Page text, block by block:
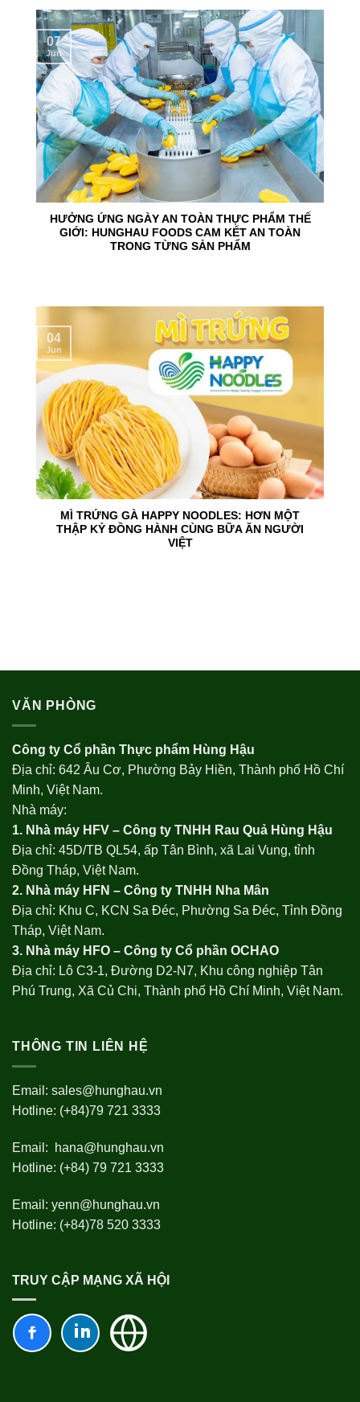
HƯỞNG ỨNG NGÀY AN TOÀN THỰC PHẨM THẾ
GIỚI: HUNGHAU FOODS CAM KẾT AN TOÀN
TRONG TỪNG SẢN PHẨM
07
Jun
MÌ TRỨNG GÀ HAPPY NOODLES: HƠN MỘT
THẬP KỶ ĐỒNG HÀNH CÙNG BỮA ĂN NGƯỜI
VIỆT
04
Jun
VĂN PHÒNG
Công ty Cổ phần Thực phẩm Hùng Hậu
Địa chỉ: 642 Âu Cơ, Phường Bảy Hiền, Thành phố Hồ Chí
Minh, Việt Nam.
Nhà máy:
1. Nhà máy HFV – Công ty TNHH Rau Quả Hùng Hậu
Địa chỉ: 45D/TB QL54, ấp Tân Bình, xã Lai Vung, tỉnh
Đồng Tháp, Việt Nam.
2. Nhà máy HFN – Công ty TNHH Nha Mân
Địa chỉ: Khu C, KCN Sa Đéc, Phường Sa Đéc, Tỉnh Đồng
Tháp, Việt Nam.
3. Nhà máy HFO – Công ty Cổ phần OCHAO
Địa chỉ: Lô C3-1, Đường D2-N7, Khu công nghiệp Tân
Phú Trung, Xã Củ Chi, Thành phố Hồ Chí Minh, Việt Nam.
THÔNG TIN LIÊN HỆ
Email: sales@hunghau.vn
Hotline: (+84)79 721 3333
Email:
hana@hunghau.vn
Hotline: (+84) 79 721 3333
Email: yenn@hunghau.vn
Hotline: (+84)78 520 3333
TRUY CẬP MẠNG XÃ HỘI